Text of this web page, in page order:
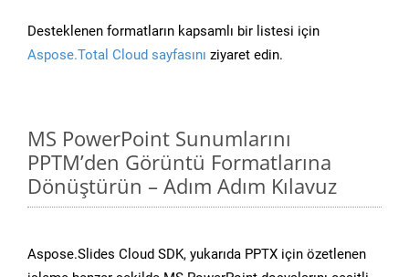
Desteklenen formatların kapsamlı bir listesi için
Aspose.Total Cloud sayfasını ziyaret edin.
MS PowerPoint Sunumlarını
PPTM’den Görüntü Formatlarına
Dönüştürün – Adım Adım Kılavuz
Aspose.Slides Cloud SDK, yukarıda PPTX için özetlenen